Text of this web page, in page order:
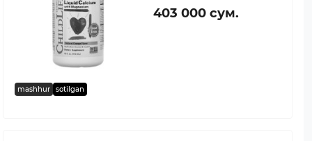
mashhur sotilgan
403 000 сум.